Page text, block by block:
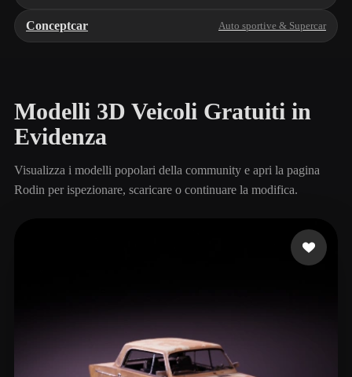
Conceptcar Auto sportive & Supercar
Modelli 3D Veicoli Gratuiti in
Evidenza
Visualizza i modelli popolari della community e apri la pagina
Rodin per ispezionare, scaricare o continuare la modifica.